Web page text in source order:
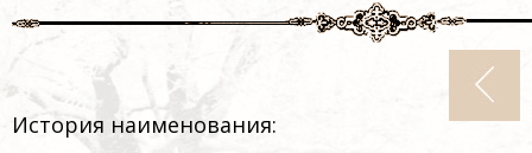
История наименования: